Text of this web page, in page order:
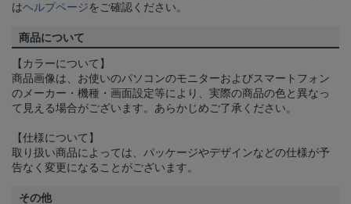
はヘルプページをご確認ください。
商品について
【カラーについて】
商品画像は、お使いのパソコンのモニターおよびスマートフォン
のメーカー・機種・画面設定等により、実際の商品の色と異なっ
て見える場合がございます。あらかじめご了承ください。
【仕様について】
取り扱い商品によっては、パッケージやデザインなどの仕様が予
告なく変更になることがございます。
その他